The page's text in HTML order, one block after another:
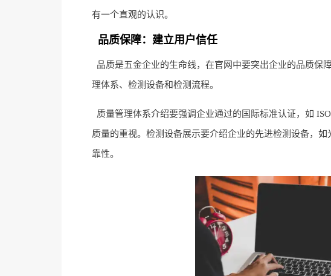
有一个直观的认识。
品质保障：建立用户信任
品质是五金企业的生命线，在官网中要突出企业的品质保
理体系、检测设备和检测流程。
质量管理体系介绍要强调企业通过的国际标准认证，如
质量的重视。检测设备展示要介绍企业的先进检测设备，
靠性。